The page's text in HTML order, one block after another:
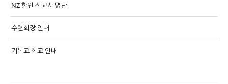
NZ 한인 선교사 명단
수련회장 안내
기독교 학교 안내